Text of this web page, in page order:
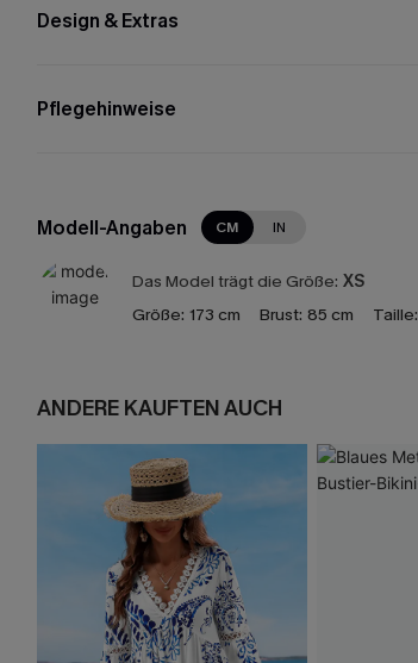
Design & Extras
Pflegehinweise
Modell-Angaben CM IN
Das Model trägt die Größe: XS
Größe: 173 cm Brust: 85 cm Taille:
ANDERE KAUFTEN AUCH